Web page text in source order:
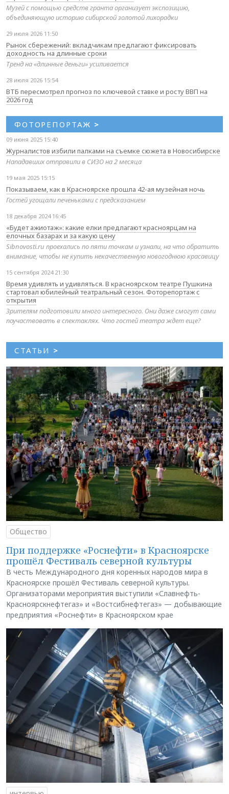
Музей с помощью средств гранта организует экспозицию,
объединяющую историю сибирской золотой лихорадки
29 июля 2026 11:50
Рынок сбережений: вкладчикам предлагают фиксировать
доходность на длинные сроки
Тренд на «длинные деньги» усиливается
28 июля 2026 15:54
ВТБ пересмотрел прогноз по ключевой ставке и росту ВВП на
2026 год
ФОТОРЕПОРТАЖ >
09 июня 2025 15:40
Журналистов избили палками на съемке сюжета в Новосибирске
Нападавших отправили в СИЗО на 2 месяца
19 мая 2025 15:15
Показываем, как в Красноярске прошла 42-ая музейная ночь
Гостей угощали печеньками с предсказанием
18 декабря 2024 16:45
«Будет ажиотаж»: какие елки предлагают красноярцам на
елочных базарах и за какую цену
Sibnovosti.ru проехались по пяти точкам и узнали, на что обратить
внимание, чтобы не купить некачественную новогоднюю красавицу
15 сентября 2024 21:30
Время удивлять и удивляться. В красноярском театре Пушкина
стартовал юбилейный театральный сезон. Фоторепортаж с
открытия
Зрителям подготовили много интересного. Они даже смогут сами
поучаствовать в спектаклях. Что гостей театра ждет еще?
СТАТЬИ >
Общество
При поддержке «Роснефти» в Красноярске
прошёл Фестиваль северной культуры
В честь Международного дня коренных народов мира в
Красноярске прошёл Фестиваль северной культуры.
Организаторами мероприятия выступили «Славнефть-
Красноярскнефтегаз» и «Востсибнефтегаз» — добывающие
предприятия «Роснефти» в Красноярском крае